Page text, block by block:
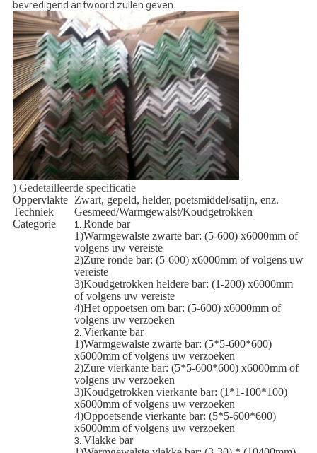
bevredigend antwoord zullen geven.
) Gedetailleerde specificatie
Oppervlakte Zwart, gepeld, helder, poetsmiddel/satijn, enz.
Techniek
Gesmeed/Warmgewalst/Koudgetrokken
Categorie
1. Ronde bar
1)Warmgewalste zwarte bar: (5-600) x6000mm of
volgens uw vereiste
2)Zure ronde bar: (5-600) x6000mm of volgens uw
vereiste
3)Koudgetrokken heldere bar: (1-200) x6000mm
of volgens uw vereiste
4)Het oppoetsen om bar: (5-600) x6000mm of
volgens uw verzoeken
2. Vierkante bar
1)Warmgewalste zwarte bar: (5*5-600*600)
x6000mm of volgens uw verzoeken
2)Zure vierkante bar: (5*5-600*600) x6000mm of
volgens uw verzoeken
3)Koudgetrokken vierkante bar: (1*1-100*100)
x6000mm of volgens uw verzoeken
4)Oppoetsende vierkante bar: (5*5-600*600)
x6000mm of volgens uw verzoeken
3. Vlakke bar